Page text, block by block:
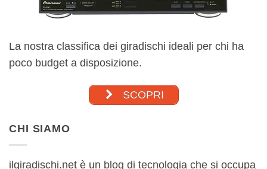
La nostra classifica dei giradischi ideali per chi ha
poco budget a disposizione.
SCOPRI
CHI SIAMO
ilgiradischi.net è un blog di tecnologia che si occupa